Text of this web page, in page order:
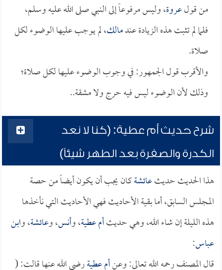
من قولعروة، وليس مرفوعاً إلى النبي صلى الله عليه وسلم،
فلما لم تثبت هذه الزيادة عندمالك، لم يوجب عليها الوضوء لكل
صلاة.
والأقرب قول الجمهور: في وجوب الوضوء عليها لكل صلاة؛
وذلك لأن الوضوء ليس فيه حرج ولا مشقة..
شرح حديث أم عطية: (كنا لا نعد
الكدرة والصفرة بعد الطهر شيئاً)
هذا الحديث حديثعائشةكان يجب أن يكون أيضاً من حصة
المجلس السابق، أما بقية الأحاديث فهي الأحاديث التي نأخذها
هذه الليلة إن شاء الله، وهي حديثأم عطية، وأنس، وعائشة، وابن
عباس:
قال المصنف رحمه الله تعالى: وعنأم عطيةرضي الله عنها قالت: (